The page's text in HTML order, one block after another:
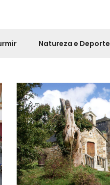
Natureza e Deporte